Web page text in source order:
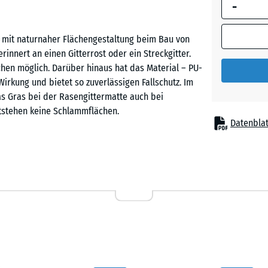
naturnaher Flächengestaltung beim Bau von
an einen Gitterrost oder ein Streckgitter.
möglich. Darüber hinaus hat das Material – PU-
und bietet so zuverlässigen Fallschutz. Im
Gras bei der Rasengittermatte auch bei
keine Schlammflächen.
die zusätzlich stabilisiert werden sollen.
elastisch und langlebig. Die offene Struktur
umrandete
anders
100
-